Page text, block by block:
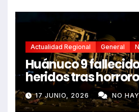
Actualidad Regional General
Huánuco 9
heridos tras
despiste de bus
que impactó
17 JUNIO, 2026 NO